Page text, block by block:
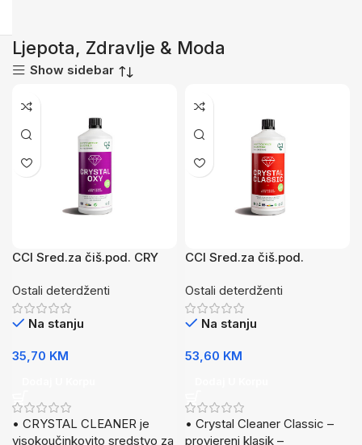
Ljepota, Zdravlje & Moda
Show sidebar
CCI Sred.za čiš.pod. CRY
Ostali deterdženti
Na stanju
35,70 KM
• CRYSTAL CLEANER je
visokoučinkovito sredstvo za
CCI Sred.za čiš.pod.
Ostali deterdženti
Na stanju
53,60 KM
• Crystal Cleaner Classic –
provjereni klasik –